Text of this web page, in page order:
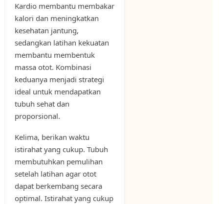
Kardio membantu membakar
kalori dan meningkatkan
kesehatan jantung,
sedangkan latihan kekuatan
membantu membentuk
massa otot. Kombinasi
keduanya menjadi strategi
ideal untuk mendapatkan
tubuh sehat dan
proporsional.
Kelima, berikan waktu
istirahat yang cukup. Tubuh
membutuhkan pemulihan
setelah latihan agar otot
dapat berkembang secara
optimal. Istirahat yang cukup